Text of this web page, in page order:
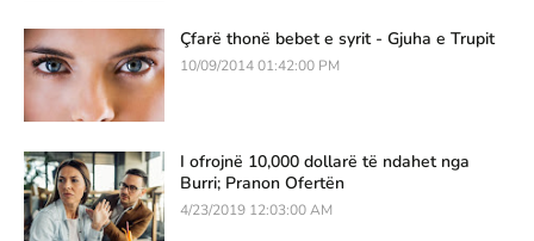
Çfarë thonë bebet e syrit - Gjuha e Trupit
10/09/2014 01:42:00 PM
I ofrojnë 10,000 dollarë të ndahet nga
Burri; Pranon Ofertën
4/23/2019 12:03:00 AM